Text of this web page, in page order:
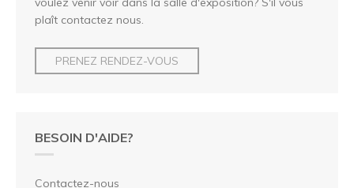
plaît contactez nous.
PRENEZ RENDEZ-VOUS
BESOIN D'AIDE?
Contactez-nous